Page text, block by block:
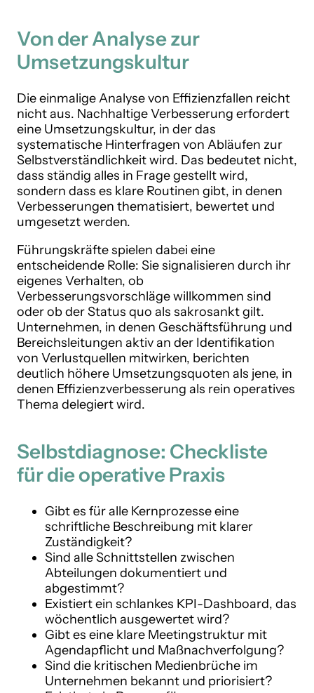
Von der Analyse zur
Umsetzungskultur
Die einmalige Analyse von Effizienzfallen reicht
nicht aus. Nachhaltige Verbesserung erfordert
eine Umsetzungskultur, in der das
systematische Hinterfragen von Abläufen zur
Selbstverständlichkeit wird. Das bedeutet nicht,
dass ständig alles in Frage gestellt wird,
sondern dass es klare Routinen gibt, in denen
Verbesserungen thematisiert, bewertet und
umgesetzt werden.
Führungskräfte spielen dabei eine
entscheidende Rolle: Sie signalisieren durch ihr
eigenes Verhalten, ob
Verbesserungsvorschläge willkommen sind
oder ob der Status quo als sakrosankt gilt.
Unternehmen, in denen Geschäftsführung und
Bereichsleitungen aktiv an der Identifikation
von Verlustquellen mitwirken, berichten
deutlich höhere Umsetzungsquoten als jene, in
denen Effizienzverbesserung als rein operatives
Thema delegiert wird.
Selbstdiagnose: Checkliste
für die operative Praxis
Gibt es für alle Kernprozesse eine
schriftliche Beschreibung mit klarer
Zuständigkeit?
Sind alle Schnittstellen zwischen
Abteilungen dokumentiert und
abgestimmt?
Existiert ein schlankes KPI-Dashboard, das
wöchentlich ausgewertet wird?
Gibt es eine klare Meetingstruktur mit
Agendapflicht und Maßnachverfolgung?
Sind die kritischen Medienbrüche im
Unternehmen bekannt und priorisiert?